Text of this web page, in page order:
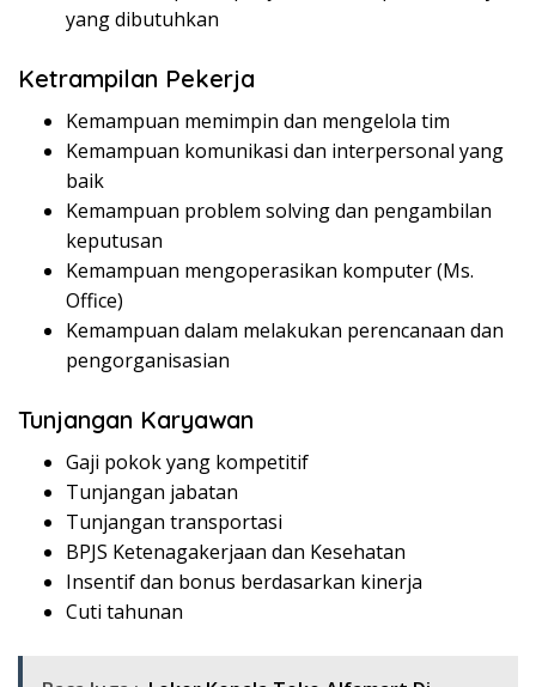
yang dibutuhkan
Ketrampilan Pekerja
Kemampuan memimpin dan mengelola tim
Kemampuan komunikasi dan interpersonal yang
baik
Kemampuan problem solving dan pengambilan
keputusan
Kemampuan mengoperasikan komputer (Ms.
Office)
Kemampuan dalam melakukan perencanaan dan
pengorganisasian
Tunjangan Karyawan
Gaji pokok yang kompetitif
Tunjangan jabatan
Tunjangan transportasi
BPJS Ketenagakerjaan dan Kesehatan
Insentif dan bonus berdasarkan kinerja
Cuti tahunan